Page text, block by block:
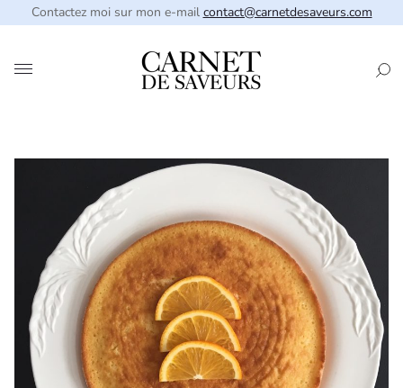
Contactez moi sur mon e-mail contact@carnetdesaveurs.com